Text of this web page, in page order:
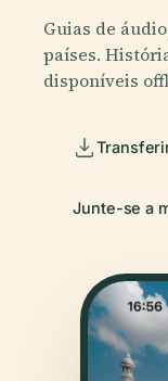
Guias de
países.
disponíveis
Junte-se a